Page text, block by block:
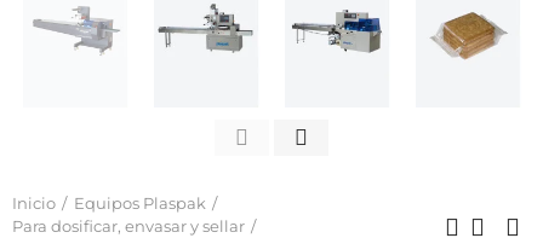
Inicio
Equipos Plaspak
Para dosificar, envasar y sellar